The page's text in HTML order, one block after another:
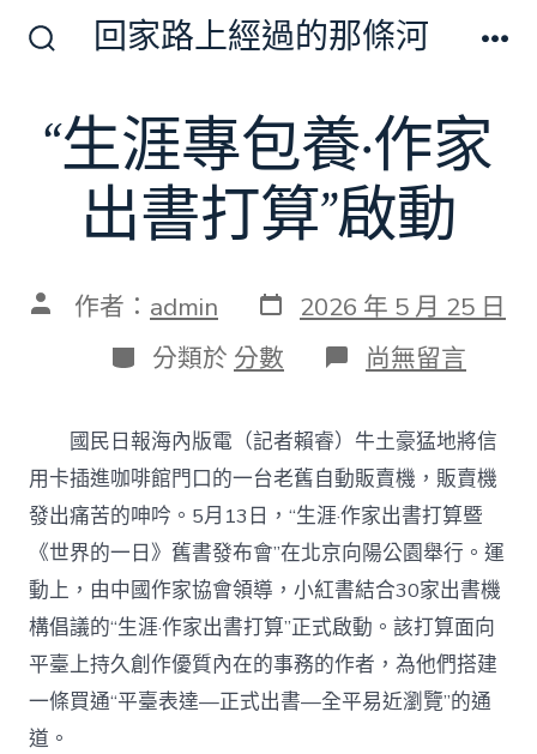
換
開
回家路上經過的那條河
“生涯專包養·作家
出書打算”啟動
文 作者： admin 發
表
日
期
2026 年 5 月 25 日
分
類
分類於 分數 在
〈“生
專
包
養
·
作
家
出
書
打
算”
啟
動〉
中
尚無留言
國民日報海內版電（記者賴睿）牛土豪猛地將信
用卡插進咖啡館門口的一台老舊自動販賣機，販賣機
發出痛苦的呻吟。5月13日，“生涯·作家出書打算暨
《世界的一日》舊書發布會”在北京向陽公園舉行。運
動上，由中國作家協會領導，小紅書結合30家出書機
構倡議的“生涯·作家出書打算”正式啟動。該打算面向
平臺上持久創作優質內在的事務的作者，為他們搭建
一條買通“平臺表達—正式出書—全平易近瀏覽”的通
道。